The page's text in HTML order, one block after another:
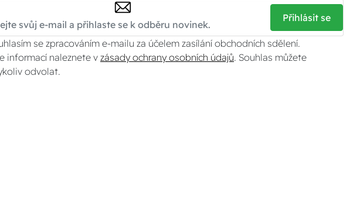
Přihlásit se
se zpracováním e-mailu za účelem zasílání obchodních sdělení.
informací naleznete vzásady ochrany osobních údajů. Souhlas můžete
odvolat.